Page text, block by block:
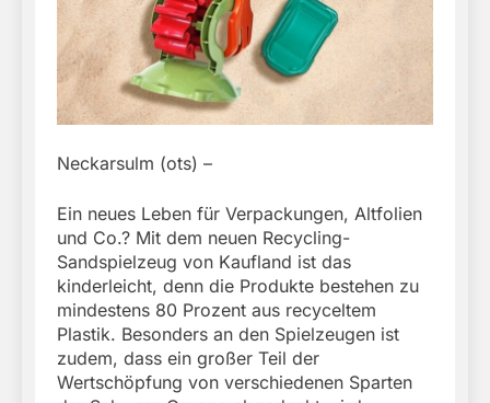
Neckarsulm (ots) –
Ein neues Leben für Verpackungen, Altfolien
und Co.? Mit dem neuen Recycling-
Sandspielzeug von Kaufland ist das
kinderleicht, denn die Produkte bestehen zu
mindestens 80 Prozent aus recyceltem
Plastik. Besonders an den Spielzeugen ist
zudem, dass ein großer Teil der
Wertschöpfung von verschiedenen Sparten